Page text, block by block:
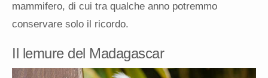
mammifero, di cui tra qualche anno potremmo
conservare solo il ricordo.
Il lemure del Madagascar